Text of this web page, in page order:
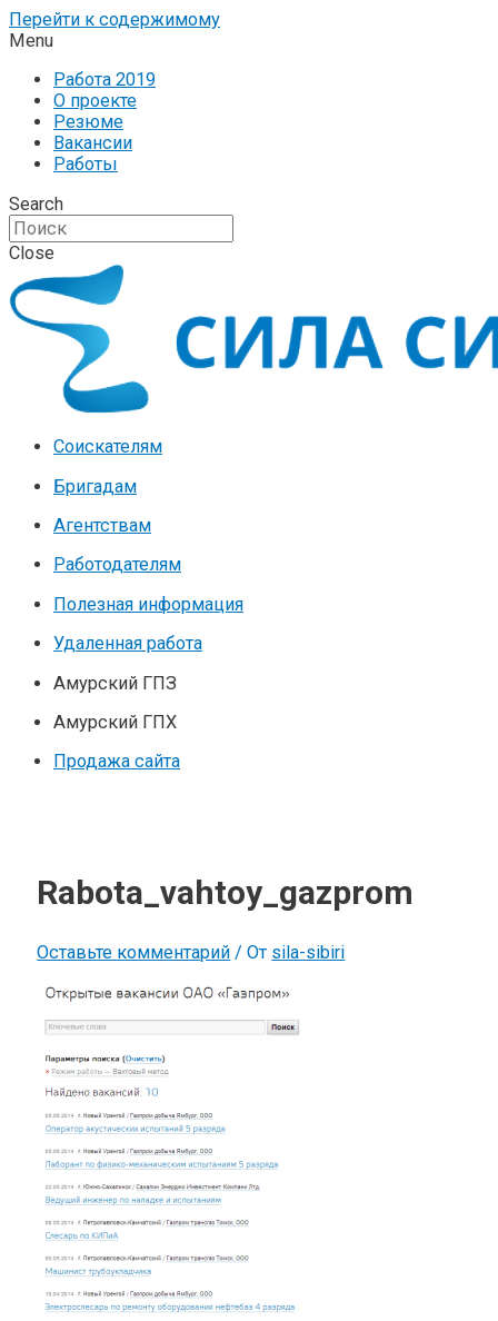
Перейти к содержимому
Menu
Работа 2019
О проекте
Резюме
Вакансии
Работы
Search
Close
Соискателям
Бригадам
Агентствам
Работодателям
Полезная информация
Удаленная работа
Амурский ГПЗ
Амурский ГПХ
Продажа сайта
Rabota_vahtoy_gazprom
Оставьте комментарий / От sila-sibiri